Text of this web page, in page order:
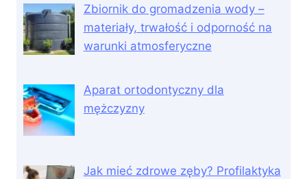
Zbiornik do gromadzenia wody –
materiały, trwałość i odporność na
warunki atmosferyczne
Aparat ortodontyczny dla
mężczyzny
Jak mieć zdrowe zęby? Profilaktyka